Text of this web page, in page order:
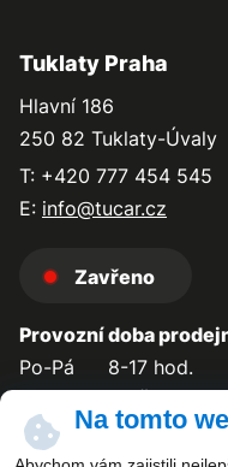
Na tomto
Tuklaty Praha
Hlavní 186
250 82 Tuklaty-Úvaly
T: +420 777 454 545
E: info@tucar.cz
Zavřeno
Provozní doba
Po-Pá
8-17 hod.
So-Ne
zavřeno